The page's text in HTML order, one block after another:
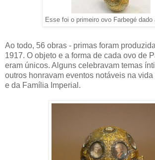
Esse foi o primeiro ovo Farbegé dado
Ao todo, 56 obras - primas foram
1917. O objeto e a forma de cada ovo de
eram únicos. Alguns celebravam temas
outros honravam eventos notáveis na
e da Família Imperial.